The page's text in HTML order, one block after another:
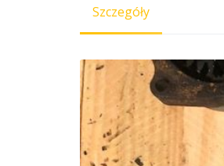
Szczegóły